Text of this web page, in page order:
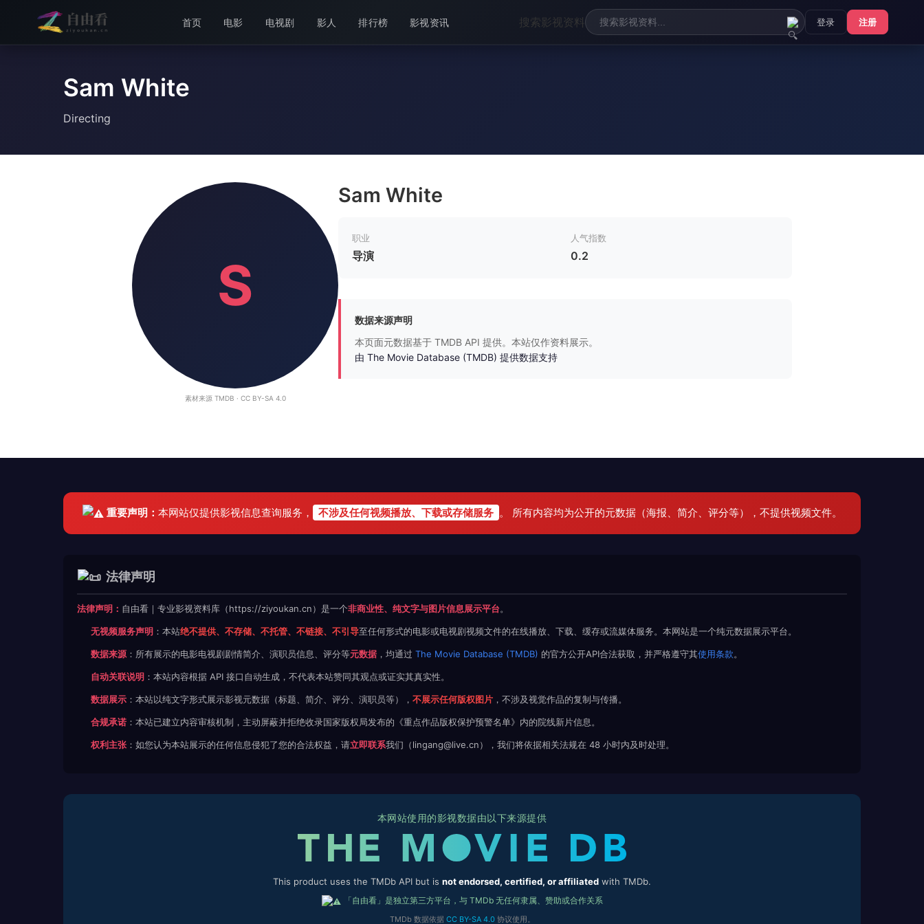
首页 电影 电视剧 影人 排行榜 影视资讯 搜索影视资料 登录 注册
Sam White
Directing
S
素材来源 TMDB · CC BY-SA 4.0
Sam White
职业
导演
人气指数
0.2
数据来源声明
本页面元数据基于 TMDB API 提供。本站仅作资料展示。
由 The Movie Database (TMDB) 提供数据支持
重要声明：本网站仅提供影视信息查询服务， 不涉及任何视频播放、下载或存储服务 。 所有内容均为公开的元数据（海报、简介、评分等），不提供视频文件。
法律声明
法律声明： 自由看｜专业影视资料库（https://ziyoukan.cn）是一个非商业性、纯文字与图片信息展示平台。
无视频服务声明 ：本站绝不提供、不存储、不托管、不链接、不引导至任何形式的电影或电视剧视频文件的在线播放、下载、缓存或流媒体服务。本网站是一个纯元数据展示平台。
数据来源：所有展示的电影电视剧剧情简介、演职员信息、评分等元数据 ，均通过 The Movie Database (TMDB) 的官方公开API合法获取，并严格遵守其使用条款。
自动关联说明 ：本站内容根据 API 接口自动生成，不代表本站赞同其观点或证实其真实性。
数据展示 ：本站以纯文字形式展示影视元数据（标题、简介、评分、演职员等）， 不展示任何版权图片 ，不涉及视觉作品的复制与传播。
合规承诺 ：本站已建立内容审核机制，主动屏蔽并拒绝收录国家版权局发布的《重点作品版权保护预警名单》内的院线新片信息。
权利主张：如您认为本站展示的任何信息侵犯了您的合法权益，请立即联系我们（lingang@live.cn），我们将依据相关法规在 48 小时内及时处理。
本网站使用的影视数据由以下来源提供
This product uses the TMDb API but is not endorsed, certified, or affiliated with TMDb.
「自由看」是独立第三方平台，与 TMDb 无任何隶属、赞助或合作关系
TMDb 数据依据 CC BY-SA 4.0协议使用。